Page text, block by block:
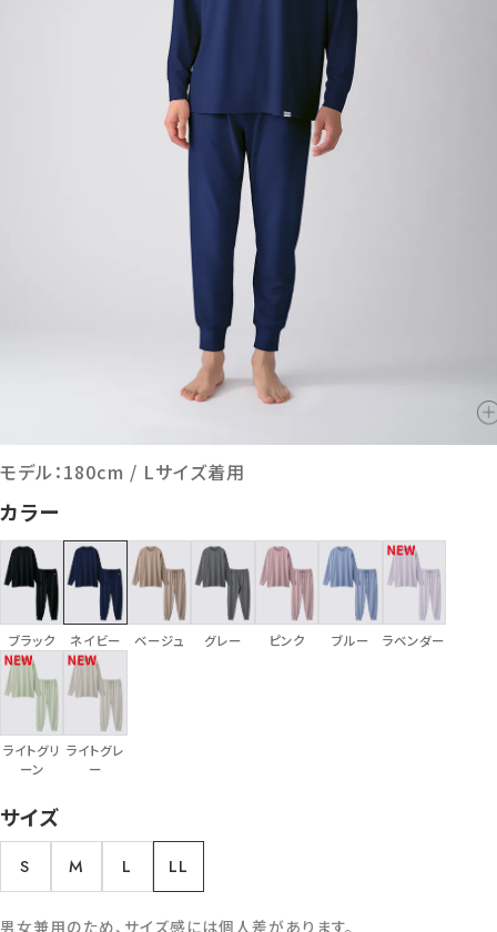
モデル：180cm / Lサイズ着用
カラー
ブラック ネイビー ベージュ グレー ピンク ブルー ラベンダー
ライトグリ
ーン
ライトグレ
ー
サイズ
S M L LL
男女兼用のため、サイズ感には個人差があります。